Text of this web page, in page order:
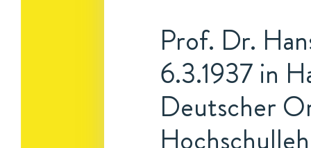
Prof. Dr.
6.3.1937 in
Deutscher